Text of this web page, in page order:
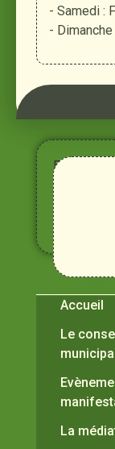
- Samedi :
-
Entre
Rhône,
Alpilles
et
Durance
Accueil
Le
La